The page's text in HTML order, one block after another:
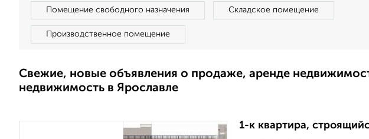
Помещение свободного назначения Складское помещение
Производственное помещение
Свежие, новые объявления о продаже, аренде
недвижимость в Ярославле
1-к квартира,